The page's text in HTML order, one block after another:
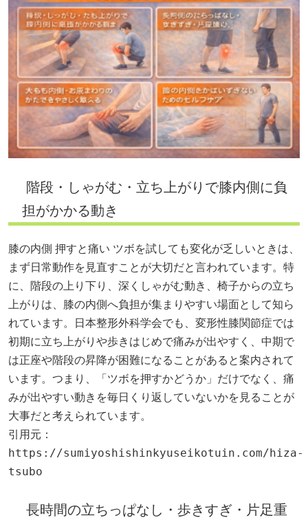
階段・しゃがむ・立ち上がりで膝内側に負
担がかかる動き
膝の内側 押すと痛い ツボを試しても変化が乏しいときは、
まず日常動作を見直すことが大切だと言われています。特
に、階段の上り下り、深くしゃがむ動き、椅子からの立ち
上がりは、膝の内側へ負担が集まりやすい場面として知ら
れています。日本整形外科学会でも、変形性膝関節症では
初期に立ち上がりや歩きはじめで痛みが出やすく、中期で
は正座や階段の昇降が困難になることがあると案内されて
います。つまり、「ツボを押すかどうか」だけでなく、痛
みが出やすい動きを毎日くり返していないかを見ることが
大事だと考えられています。
引用元：
https://sumiyoshishinkyuseikotuin.com/hiza-
tsubo
長時間の立ちっぱなし・歩きすぎ・片足重